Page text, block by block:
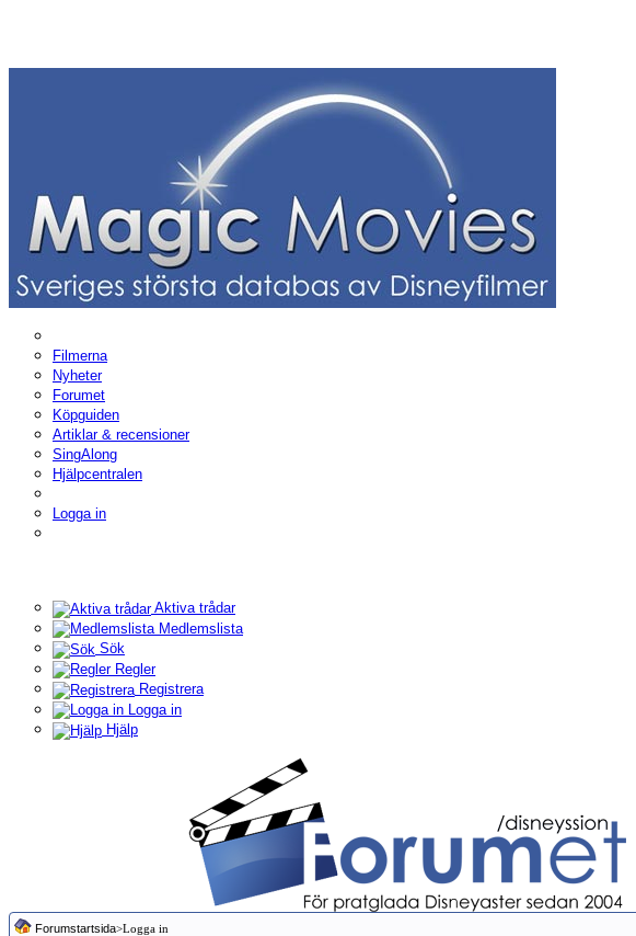
Filmerna
Nyheter
Forumet
Köpguiden
Artiklar & recensioner
SingAlong
Hjälpcentralen
Logga in
Aktiva trådar
Medlemslista
Sök
Regler
Registrera
Logga in
Hjälp
Forumstartsida>Logga in